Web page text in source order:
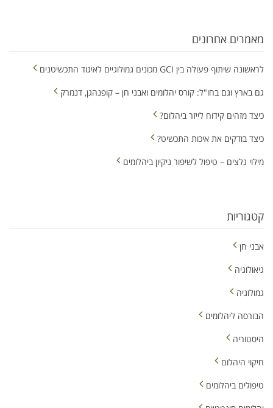
מאמרים אחרונים
לראשונה שיתוף פעולה בין GCI מכונים גמולוגיים לאיגוד התכשיטנים
גם בארץ וגם בחו"ל: קורס יהלומים ואבני חן – קופנהגן, דנמרק
כיצד מזהים קידוח לייזר ביהלום?
כיצד בודקים את איכות התכשיט?
מילוי גלצים – טיפול לשיפור ניקיון ביהלומים
קטגוריות
אבני חן
גיאולוגיה
גמולוגיה
הבורסה ליהלומים
היסטוריה
חיקוי היהלום
טיפולים ביהלומים